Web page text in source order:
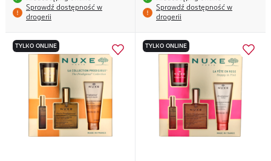
Sprawdź dostępność w
drogerii
Sprawdź dostępność w
drogerii
TYLKO ONLINE TYLKO ONLINE